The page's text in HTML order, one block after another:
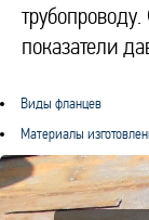
показатели
Виды фланцев
Материалы